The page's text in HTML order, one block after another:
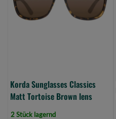
Tortoise
Brown
Korda Sunglasses Classics
Matt Tortoise Brown lens
2 Stück lagernd